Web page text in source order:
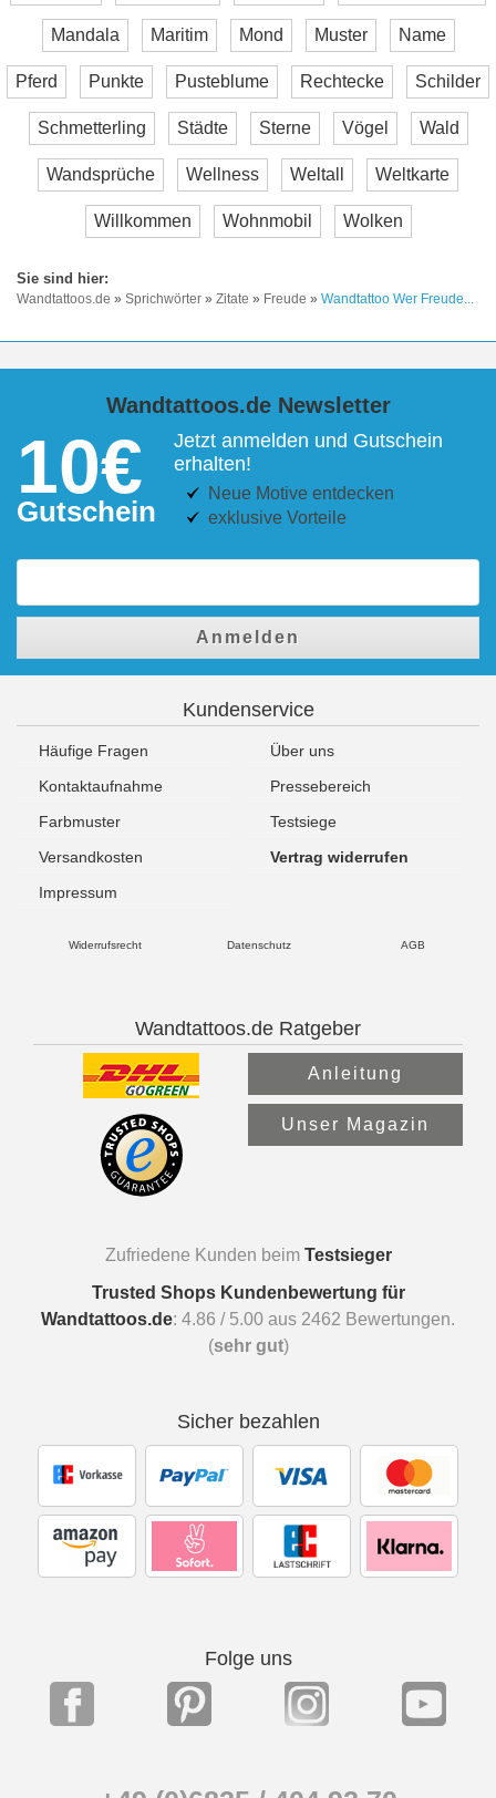
Mandala Maritim Mond Muster Name
Pferd Punkte Pusteblume Rechtecke Schilder
Schmetterling Städte Sterne Vögel Wald
Wandsprüche Wellness Weltall Weltkarte
Willkommen Wohnmobil Wolken
Wandtattoos.de » Sprichwörter » Zitate » Freude » Wandtattoo Wer Freude...
Wandtattoos.de Newsletter
10€
Gutschein
Jetzt anmelden und Gutschein
erhalten!
Neue Motive entdecken
exklusive Vorteile
Anmelden
Kundenservice
Häufige Fragen
Über uns
Kontaktaufnahme
Pressebereich
Farbmuster
Testsiege
Versandkosten
Vertrag widerrufen
Impressum
Widerrufsrecht Datenschutz AGB
Wandtattoos.de Ratgeber
Anleitung
Unser Magazin
Zufriedene Kunden beim Testsieger
Trusted Shops Kundenbewertung für
Wandtattoos.de: 4.86 / 5.00 aus 2462 Bewertungen.
(sehr gut)
Sicher bezahlen
Folge uns